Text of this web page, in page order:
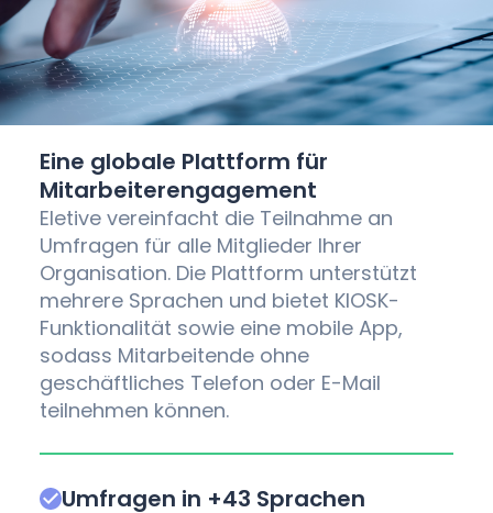
Eine globale Plattform für
Mitarbeiterengagement
Eletive vereinfacht die Teilnahme an
Umfragen für alle Mitglieder Ihrer
Organisation. Die Plattform unterstützt
mehrere Sprachen und bietet KIOSK-
Funktionalität sowie eine mobile App,
sodass Mitarbeitende ohne
geschäftliches Telefon oder E-Mail
teilnehmen können.
Umfragen in +43 Sprachen